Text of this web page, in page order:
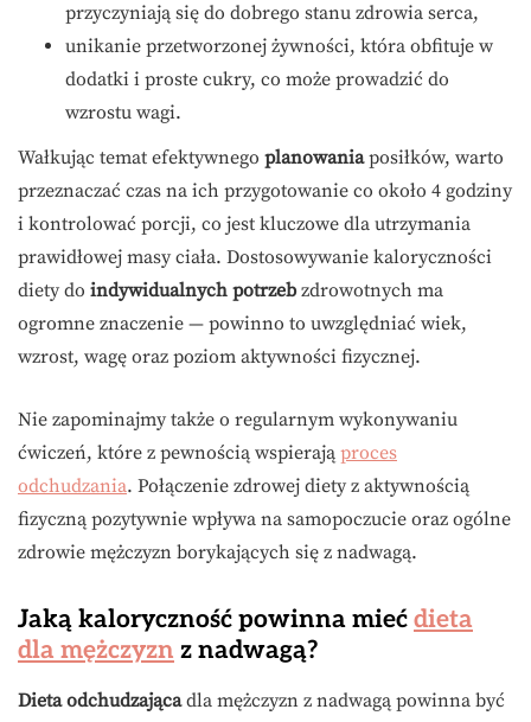
przyczyniają się do dobrego stanu zdrowia serca,
unikanie przetworzonej żywności, która obfituje w
dodatki i proste cukry, co może prowadzić do
wzrostu wagi.
Wałkując temat efektywnego planowaniaposiłków, warto
przeznaczać czas na ich przygotowanie co około 4 godziny
i kontrolować porcji, co jest kluczowe dla utrzymania
prawidłowej masy ciała. Dostosowywanie kaloryczności
diety do indywidualnych potrzebzdrowotnych ma
ogromne znaczenie — powinno to uwzględniać wiek,
wzrost, wagę oraz poziom aktywności fizycznej.
Nie zapominajmy także o regularnym wykonywaniu
ćwiczeń, które z pewnością wspierają proces
odchudzania. Połączenie zdrowej diety z aktywnością
fizyczną pozytywnie wpływa na samopoczucie oraz ogólne
zdrowie mężczyzn borykających się z nadwagą.
Jaką kaloryczność powinna mieć dieta
dla mężczyzn z nadwagą?
Dieta odchudzającadla mężczyzn z nadwagą powinna być